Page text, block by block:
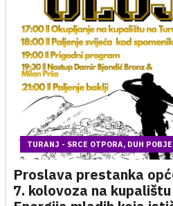
TURANJ - SRCE OTPORA, DUH
Proslava prestanka
7. kolovoza na kupalištu